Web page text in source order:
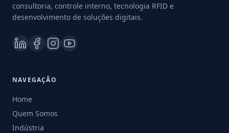
consultoria, controle interno, tecnologia RFID e
desenvolvimento de soluções digitais.
NAVEGAÇÃO
Home
Quem Somos
Indústria